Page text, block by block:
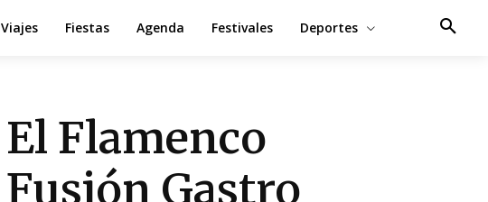
Viajes Fiestas Agenda Festivales Deportes
El Flamenco
Fusión Gastro